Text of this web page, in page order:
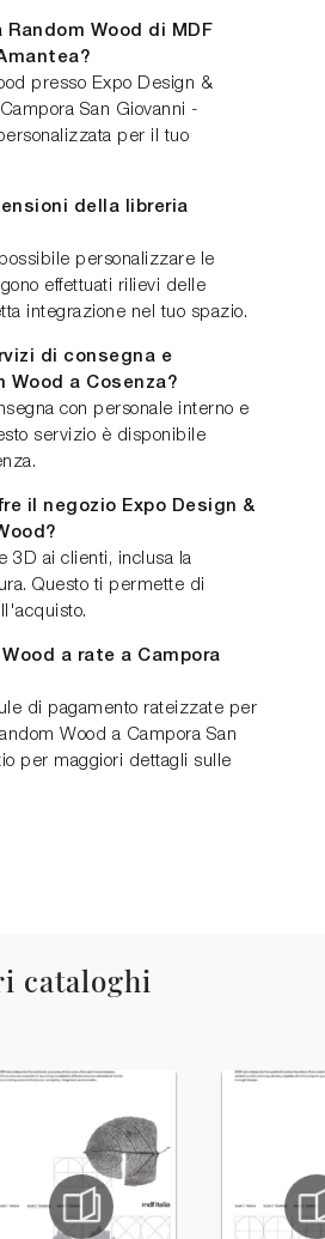
Wood di MDF
presso Expo Design &
San Giovanni -
per il tuo
della libreria
personalizzare le
effettuati rilievi delle
integrazione nel tuo spazio.
di consegna e
Wood a Cosenza?
con personale interno e
servizio è disponibile
il negozio Expo Design &
3D ai clienti, inclusa la
Questo ti permette di
a rate a Campora
di pagamento rateizzate per
Wood a Campora San
per maggiori dettagli sulle
cataloghi